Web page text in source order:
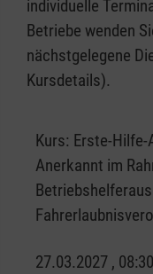
individuelle
Betriebe wenden
nächstgelegene
Kursdetails).
Kurs: Erste-Hilfe-
Anerkannt im
27.03.2027 ,